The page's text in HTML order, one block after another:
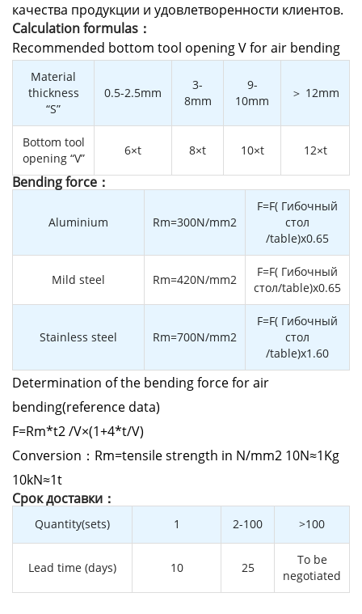
качества продукции и удовлетворенности клиентов.
Calculation formulas：
Recommended bottom tool opening V for air bending
Material
thickness
“S”
0.5-2.5mm
3-
8mm
9-
10mm
＞ 12mm
Bottom tool
opening “V”
6×t 8×t 10×t 12×t
Bending force：
Aluminium Rm=300N/mm2
F=F( Гибочный
стол
/table)x0.65
Mild steel Rm=420N/mm2
F=F( Гибочный
стол/table)x0.65
Stainless steel Rm=700N/mm2
F=F( Гибочный
стол
/table)x1.60
Determination of the bending force for air
bending(reference data)
F=Rm*t2 /V×(1+4*t/V)
Conversion：Rm=tensile strength in N/mm2 10N≈1Kg
10kN≈1t
Cрок доставки：
Quantity(sets) 1 2-100 >100
Lead time (days) 10 25
To be
negotiated